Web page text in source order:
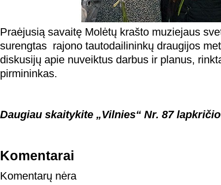
Praėjusią savaitę Molėtų krašto muziejaus
surengtas rajono tautodailininkų draugijos
diskusijų apie nuveiktus darbus ir planus,
pirmininkas.
Daugiau skaitykite „Vilnies“ Nr. 87
Komentarai
Komentarų nėra